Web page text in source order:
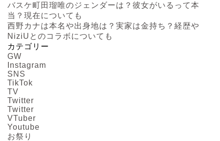
バスケ町田瑠唯のジェンダーは？彼女がいるって本
当？現在についても
西野カナは本名や出身地は？実家は金持ち？経歴や
NiziUとのコラボについても
カテゴリー
GW
Instagram
SNS
TikTok
TV
Twitter
Twitter
VTuber
Youtube
お祭り